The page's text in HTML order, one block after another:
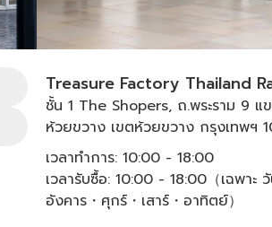
Treasure Factory Thailand
ชั้น 1 The Shopers, ถ.พระราม 9 แ
ห้วยขวาง เขตห้วยขวาง กรุงเทพฯ
เวลาทำการ: 10:00 - 18:00
เวลารับซื้อ: 10:00 - 18:00（เฉพาะ
อังคาร・ศุกร์・เสาร์・อาทิตย์）